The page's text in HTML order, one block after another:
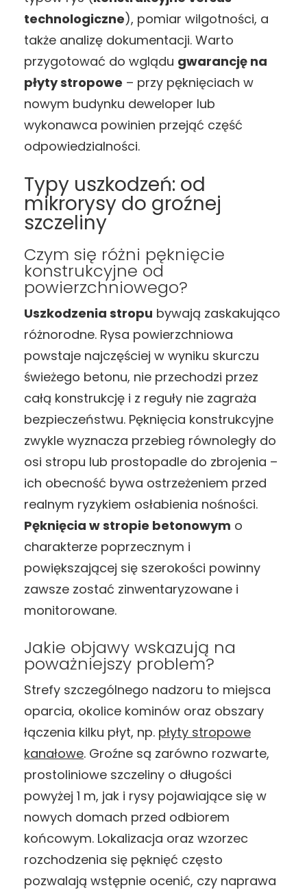
technologiczne), pomiar wilgotności, a
także analizę dokumentacji. Warto
przygotować do wglądu gwarancję na
płyty stropowe – przy pęknięciach w
nowym budynku deweloper lub
wykonawca powinien przejąć część
odpowiedzialności.
Typy uszkodzeń: od
mikrorysy do groźnej
szczeliny
Czym się różni pęknięcie
konstrukcyjne od
powierzchniowego?
Uszkodzenia stropu bywają zaskakująco
różnorodne. Rysa powierzchniowa
powstaje najczęściej w wyniku skurczu
świeżego betonu, nie przechodzi przez
całą konstrukcję i z reguły nie zagraża
bezpieczeństwu. Pęknięcia konstrukcyjne
zwykle wyznacza przebieg równoległy do
osi stropu lub prostopadle do zbrojenia –
ich obecność bywa ostrzeżeniem przed
realnym ryzykiem osłabienia nośności.
Pęknięcia w stropie betonowym o
charakterze poprzecznym i
powiększającej się szerokości powinny
zawsze zostać zinwentaryzowane i
monitorowane.
Jakie objawy wskazują na
poważniejszy problem?
Strefy szczególnego nadzoru to miejsca
oparcia, okolice kominów oraz obszary
łączenia kilku płyt, np. płyty stropowe
kanałowe. Groźne są zarówno rozwarte,
prostoliniowe szczeliny o długości
powyżej 1 m, jak i rysy pojawiające się w
nowych domach przed odbiorem
końcowym. Lokalizacja oraz wzorzec
rozchodzenia się pęknięć często
pozwalają wstępnie ocenić, czy naprawa